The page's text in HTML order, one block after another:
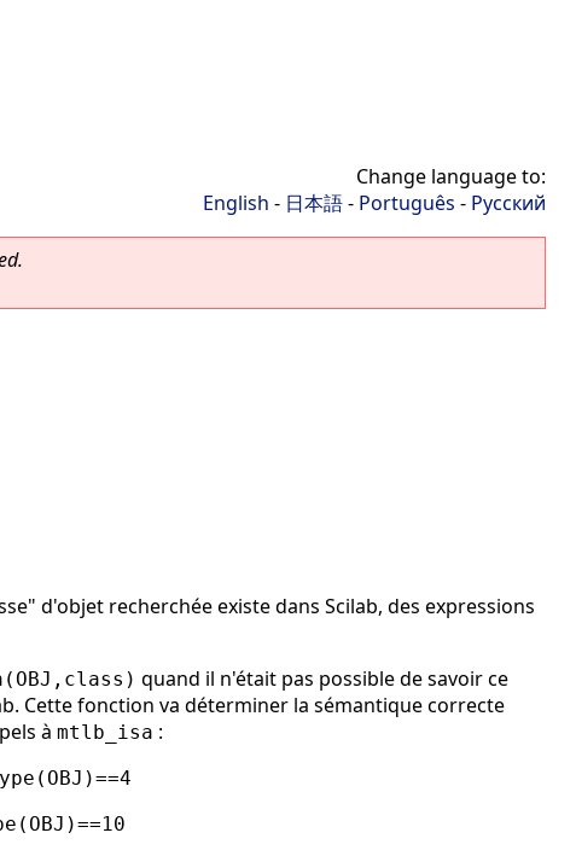
Change language to:
English - 日本語- Português - Русский
d'objet recherchée existe dans Scilab, des expressions
quand il n'était pas possible de savoir ce
Cette fonction va déterminer la sémantique correcte
à mtlb_isa :